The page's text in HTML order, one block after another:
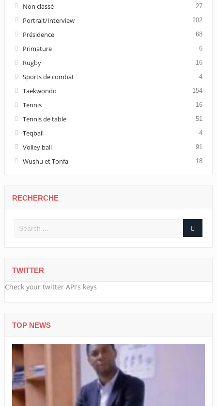
Non classé 27
Portrait/Interview 202
Présidence 68
Primature 6
Rugby 16
Sports de combat 4
Taekwondo 154
Tennis 16
Tennis de table 51
Teqball 4
Volley ball 91
Wushu et Tonfa 18
RECHERCHE
TWITTER
Check your twitter API's keys
TOP NEWS